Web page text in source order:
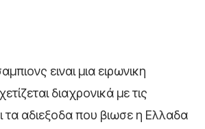
ειναι μια ειρωνικη
διαχρονικά με τις
τα αδιεξοδα που βιωσε η Ελλαδα